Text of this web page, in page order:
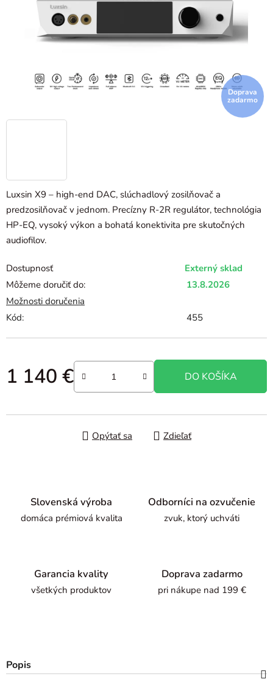
Luxsin X9 – high-end DAC, slúchadlový zosilňovač a
predzosilňovač v jednom. Precízny R-2R regulátor, technológia
HP-EQ, vysoký výkon a bohatá konektivita pre skutočných
audiofilov.
Dostupnosť
Externý sklad
Môžeme doručiť do:
13.8.2026
Možnosti doručenia
Kód:
455
1 140 €
Jednotková cena:
DO KOŠÍKA
Opýtať sa Zdieľať
Slovenská výroba
domáca prémiová kvalita
Odborníci na ozvučenie
zvuk, ktorý uchváti
Garancia kvality
všetkých produktov
Doprava zadarmo
pri nákupe nad 199 €
Doprava
zadarmo
Popis